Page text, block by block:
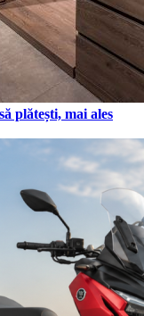
plătești, mai ales